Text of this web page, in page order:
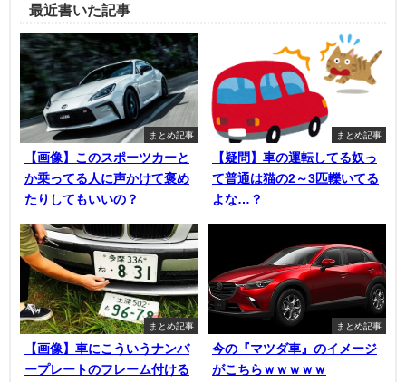
最近書いた記事
まとめ記事
【画像】このスポーツカーと
か乗ってる人に声かけて褒め
たりしてもいいの？
まとめ記事
【疑問】車の運転してる奴っ
て普通は猫の2～3匹轢いてる
よな…？
まとめ記事
【画像】車にこういうナンバ
ープレートのフレーム付ける
まとめ記事
今の『マツダ車』のイメージ
がこちらｗｗｗｗｗ